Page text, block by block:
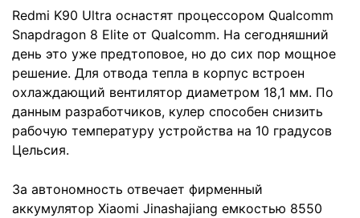
Redmi K90 Ultra оснастят процессором Qualcomm
Snapdragon 8 Elite от Qualcomm. На сегодняшний
день это уже предтоповое, но до сих пор мощное
решение. Для отвода тепла в корпус встроен
охлаждающий вентилятор диаметром 18,1 мм. По
данным разработчиков, кулер способен снизить
рабочую температуру устройства на 10 градусов
Цельсия.
За автономность отвечает фирменный
аккумулятор Xiaomi Jinashajiang емкостью 8550